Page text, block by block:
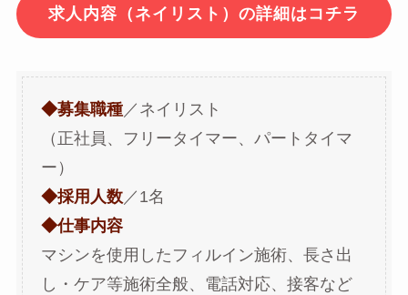
求人内容（ネイリスト）の詳細はコチラ
◆募集職種／ネイリスト
（正社員、フリータイマー、パートタイマ
ー）
◆採用人数／1名
◆仕事内容
マシンを使用したフィルイン施術、長さ出
し・ケア等施術全般、電話対応、接客など